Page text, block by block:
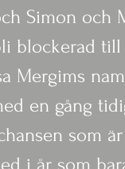
Simon och
blockerad
Mergims
en gång
som